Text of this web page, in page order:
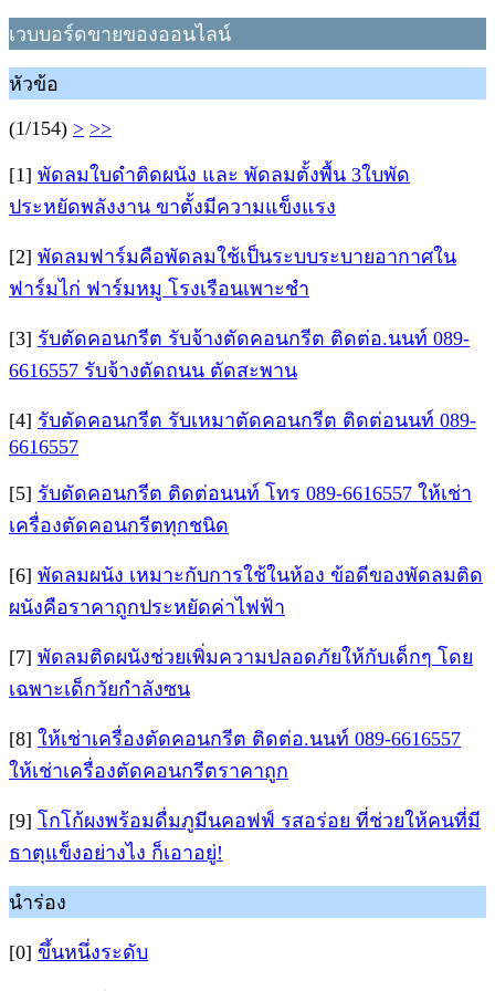
เวบบอร์ดขายของออนไลน์
หัวข้อ
(1/154) > >>
[1] พัดลมใบดำติดผนัง และ พัดลมตั้งพื้น 3ใบพัด
ประหยัดพลังงาน ขาตั้งมีความแข็งแรง
[2] พัดลมฟาร์มคือพัดลมใช้เป็นระบบระบายอากาศใน
ฟาร์มไก่ ฟาร์มหมู โรงเรือนเพาะชำ
[3] รับตัดคอนกรีต รับจ้างตัดคอนกรีต ติดต่อ.นนท์ 089-
6616557 รับจ้างตัดถนน ตัดสะพาน
[4] รับตัดคอนกรีต รับเหมาตัดคอนกรีต ติดต่อนนท์ 089-
6616557
[5] รับตัดคอนกรีต ติดต่อนนท์ โทร 089-6616557 ให้เช่า
เครื่องตัดคอนกรีตทุกชนิด
[6] พัดลมผนัง เหมาะกับการใช้ในห้อง ข้อดีของพัดลมติด
ผนังคือราคาถูกประหยัดค่าไฟฟ้า
[7] พัดลมติดผนังช่วยเพิ่มความปลอดภัยให้กับเด็กๆ โดย
เฉพาะเด็กวัยกำลังซน
[8] ให้เช่าเครื่องตัดคอนกรีต ติดต่อ.นนท์ 089-6616557
ให้เช่าเครื่องตัดคอนกรีตราคาถูก
[9] โกโก้ผงพร้อมดื่มภูมีนคอฟฟ์ รสอร่อย ที่ช่วยให้คนที่มี
ธาตุแข็งอย่างไง ก็เอาอยู่!
นำร่อง
[0] ขึ้นหนึ่งระดับ